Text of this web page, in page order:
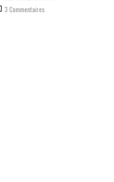
3 Commentaires